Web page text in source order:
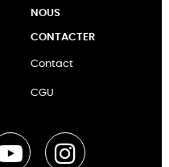
NOUS
CONTACTER
Contact
CGU
YouTube Instagram